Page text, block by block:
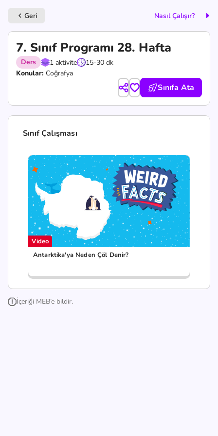
keyboard_arrow_left Geri Nasıl Çalışır?
7. Sınıf Programı 28. Hafta
Ders 1 aktivite
15-30 dk
Konular: Coğrafya
Sınıfa Ata
Sınıf Çalışması
Video
Antarktika'ya Neden Çöl Denir?
İçeriği MEB’e bildir.